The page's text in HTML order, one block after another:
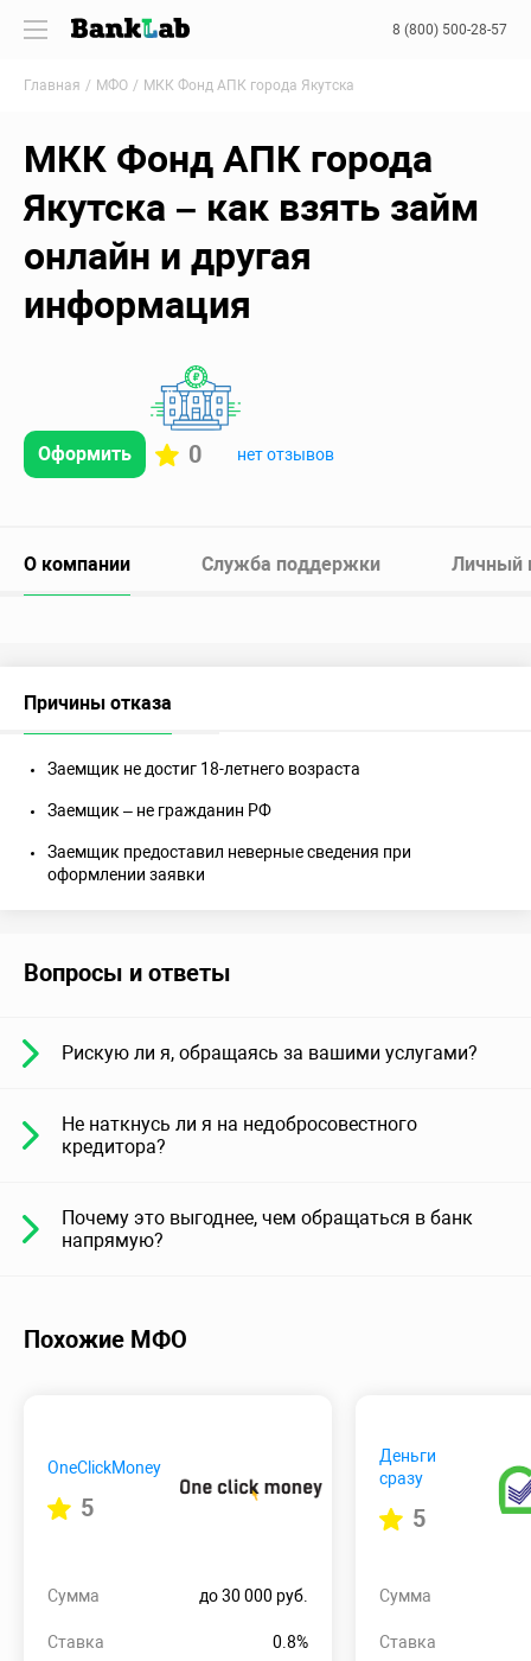
8 (800) 500-28-57
Главная МФО МКК Фонд АПК города Якутска
МКК Фонд АПК города
Якутска – как взять займ
онлайн и другая
информация
Оформить 0 нет отзывов
О компании Служба поддержки Личный
Причины отказа
Заемщик не достиг 18-летнего возраста
Заемщик – не гражданин РФ
Заемщик предоставил неверные сведения при
оформлении заявки
Вопросы и ответы
Рискую ли я, обращаясь за вашими услугами?
Не наткнусь ли я на недобросовестного
кредитора?
Почему это выгоднее, чем обращаться в банк
напрямую?
Похожие МФО
OneClickMoney
5
Сумма до 30 000 руб.
Ставка 0.8%
Деньги
сразу
5
Сумма
Ставка